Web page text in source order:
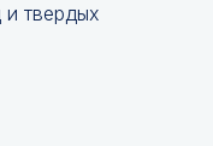
твердых